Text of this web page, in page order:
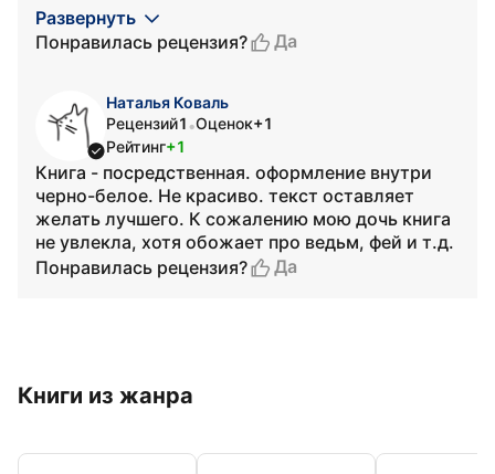
Развернуть
Понравилась рецензия?
Да
Наталья Коваль
Рецензий1 •Оценок+1
Рейтинг+1
Книга - посредственная. оформление внутри
черно-белое. Не красиво. текст оставляет
желать лучшего. К сожалению мою дочь книга
не увлекла, хотя обожает про ведьм, фей и т.д.
Понравилась рецензия?
Да
Книги из жанра